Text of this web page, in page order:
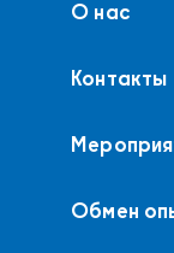
О нас
Контакты
Обмен